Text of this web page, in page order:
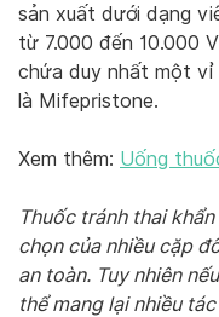
sản xuất dưới dạng
từ 7.000 đến 10.000
chứa duy nhất một vỉ
là Mifepristone.
Xem thêm: Uống
Thuốc tránh thai
chọn của nhiều cặp
an toàn. Tuy nhiên
thể mang lại nhiều